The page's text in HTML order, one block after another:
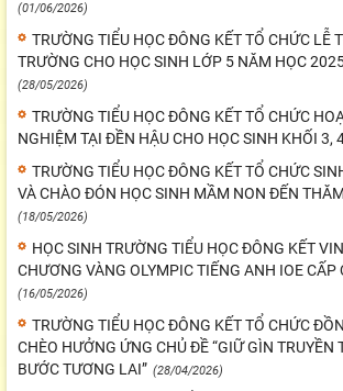
(01/06/2026)
TRƯỜNG TIỂU HỌC ĐÔNG KẾT TỔ CHỨC LỄ
TRƯỜNG CHO HỌC SINH LỚP 5 NĂM HỌC
(28/05/2026)
TRƯỜNG TIỂU HỌC ĐÔNG KẾT TỔ CHỨC
NGHIỆM TẠI ĐỀN HẬU CHO HỌC SINH KHỐI 3,
TRƯỜNG TIỂU HỌC ĐÔNG KẾT TỔ CHỨC
VÀ CHÀO ĐÓN HỌC SINH MẦM NON ĐẾN
(18/05/2026)
HỌC SINH TRƯỜNG TIỂU HỌC ĐÔNG KẾT
CHƯƠNG VÀNG OLYMPIC TIẾNG ANH IOE CẤP
(16/05/2026)
TRƯỜNG TIỂU HỌC ĐÔNG KẾT TỔ CHỨC
CHÈO HƯỞNG ỨNG CHỦ ĐỀ “GIỮ GÌN TRUYỀN
BƯỚC TƯƠNG LAI” (28/04/2026)